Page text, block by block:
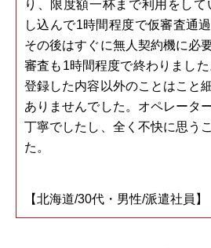
り、限度額一杯まで利用をし
し込んで1時間程度で仮審査通
その後はすぐに無人契約機に必
審査も1時間程度で終わりまし
登録した内容以外のことはこと
ありませんでした。オペレータ
丁寧でしたし、全く不快に思う
た。
【北海道/30代・男性/派遣社員】